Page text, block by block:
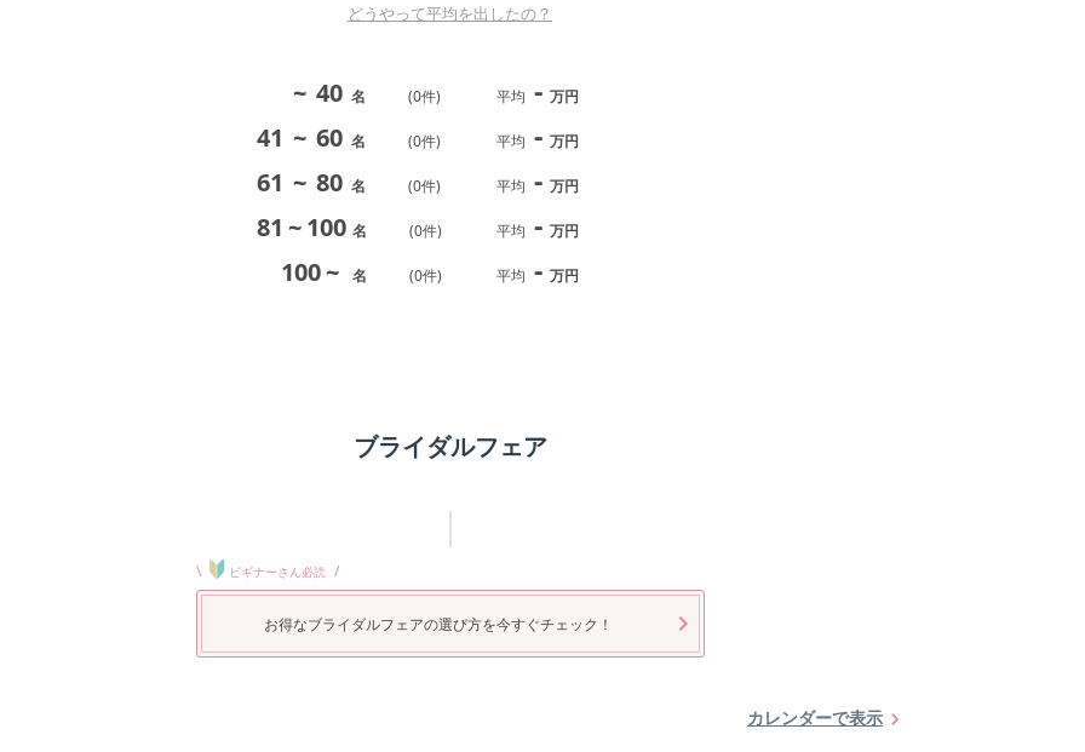
どうやって平均を出したの？
~ 40 名 (0件) 平均 - 万円
41 ~ 60 名 (0件) 平均 - 万円
61 ~ 80 名 (0件) 平均 - 万円
81 ~ 100 名 (0件) 平均 - 万円
100~ 名 (0件) 平均 - 万円
ブライダルフェア
\ ビギナーさん必読 /
お得なブライダルフェアの選び方を今すぐチェック！
カレンダーで表示